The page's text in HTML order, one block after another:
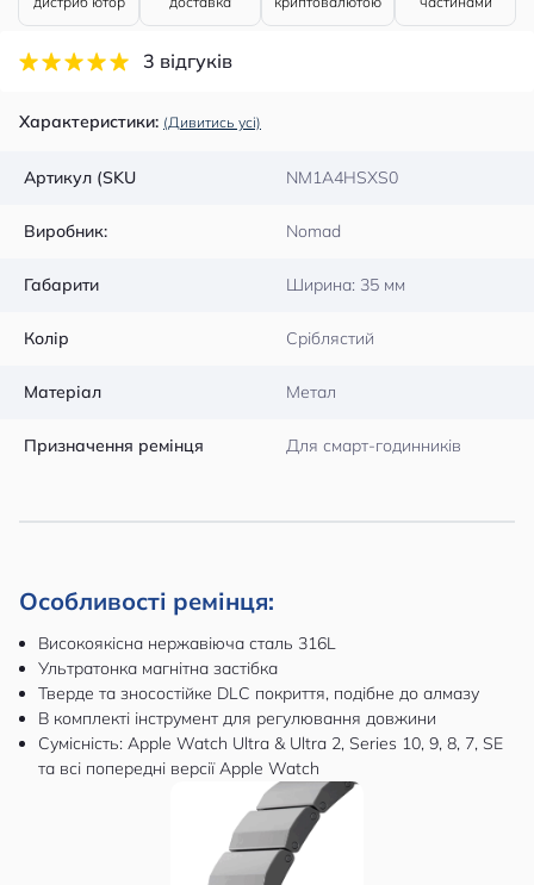
3 відгуків
Характеристики: (Дивитись усі)
Артикул (SKU NM1A4HSXS0
Виробник: Nomad
Габарити Ширина: 35 мм
Колір Сріблястий
Матеріал Метал
Призначення ремінця Для смарт-годинників
Особливості ремінця:
Високоякісна нержавіюча сталь 316L
Ультратонка магнітна застібка
Тверде та зносостійке DLC покриття, подібне до алмазу
В комплекті інструмент для регулювання довжини
Сумісність: Apple Watch Ultra & Ultra 2, Series 10, 9, 8, 7, SE
та всі попередні версії Apple Watch